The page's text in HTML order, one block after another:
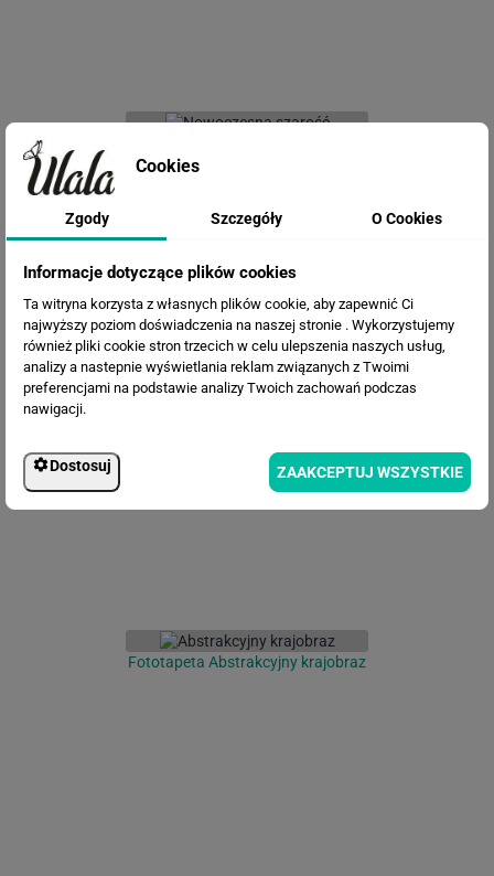
Fototapeta Abstrakcyjny krajobraz
Cookies
Zgody Szczegóły O Cookies
Informacje dotyczące plików cookies
Ta witryna korzysta z własnych plików cookie, aby zapewnić Ci
najwyższy poziom doświadczenia na naszej stronie . Wykorzystujemy
również pliki cookie stron trzecich w celu ulepszenia naszych usług,
analizy a nastepnie wyświetlania reklam związanych z Twoimi
preferencjami na podstawie analizy Twoich zachowań podczas
nawigacji.
Dostosuj ZAAKCEPTUJ WSZYSTKIE